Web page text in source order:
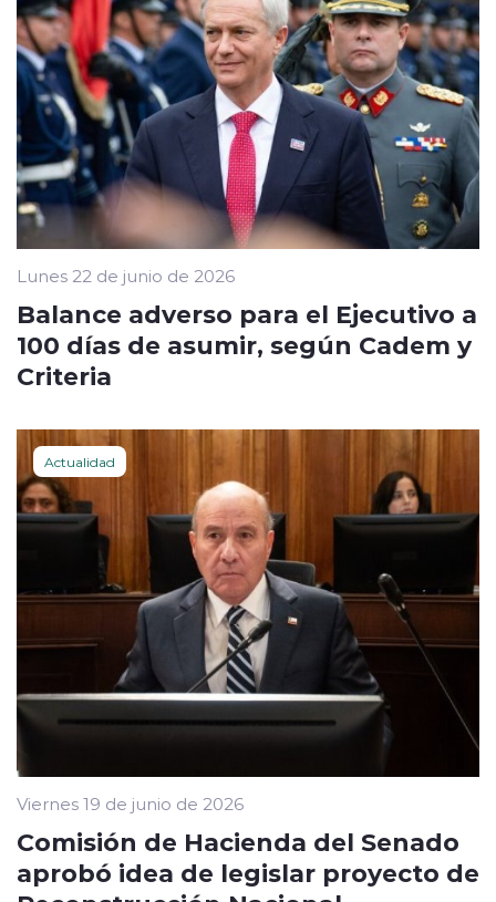
Lunes 22 de junio de 2026
Balance adverso para el Ejecutivo a
100 días de asumir, según Cadem y
Criteria
Actualidad
Viernes 19 de junio de 2026
Comisión de Hacienda del Senado
aprobó idea de legislar proyecto de